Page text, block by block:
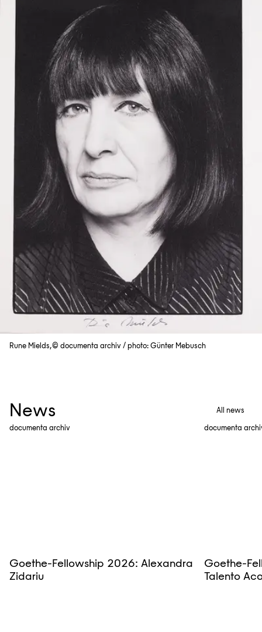
Rune Mields,© documenta archiv / photo: Günter Mebusch
News
All news
documenta archiv
Goethe-Fellowship 2026: Alexandra
Zidariu
documenta
Goethe-
Talento